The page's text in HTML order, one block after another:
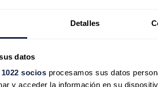
Detalles
datos
socios procesamos sus datos
y acceder la información en su
políticas inmediatas de seguridad y
Sharm El-Sheikh, en cambio, enfatizó
de 'reducir gradualmente' el carbón (visto
de naciones productoras. “La crisis